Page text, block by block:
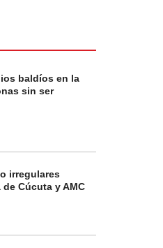
baldíos en la
sin ser
irregulares
Cúcuta y AMC